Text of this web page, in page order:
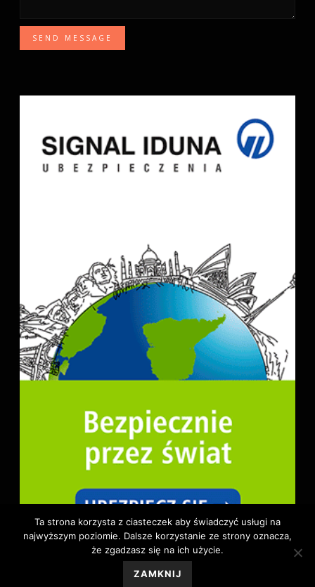
SEND MESSAGE
Ta strona korzysta z ciasteczek aby świadczyć usługi na
najwyższym poziomie. Dalsze korzystanie ze strony oznacza,
że zgadzasz się na ich użycie.
ZAMKNIJ